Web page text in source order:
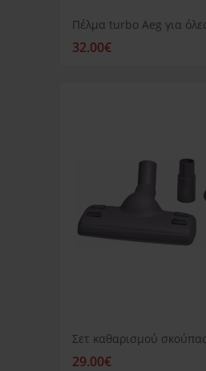
Πέλμα turbo Aeg για
32.00€
29.00€